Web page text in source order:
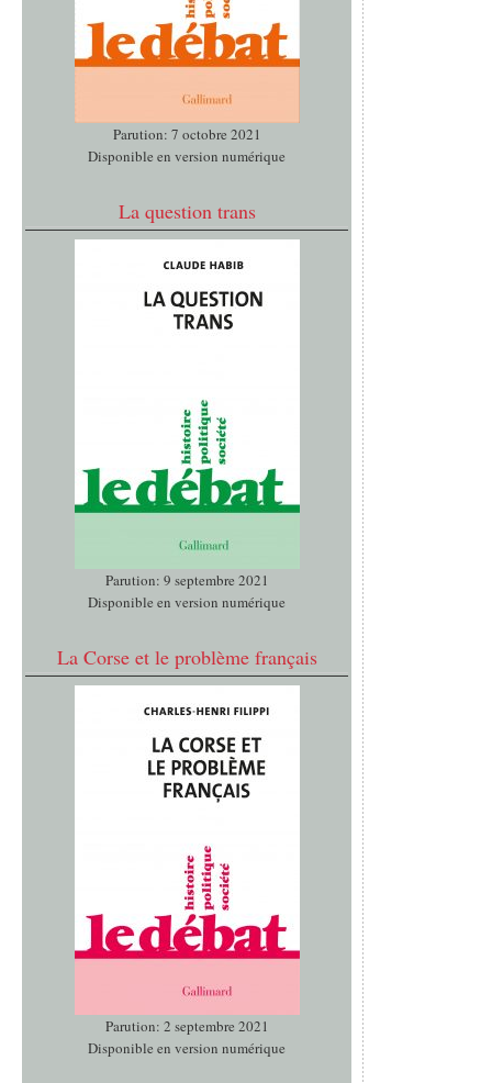
Parution: 7 octobre 2021
Disponible en version numérique
La question trans
Parution: 9 septembre 2021
Disponible en version numérique
La Corse et le problème français
Parution: 2 septembre 2021
Disponible en version numérique